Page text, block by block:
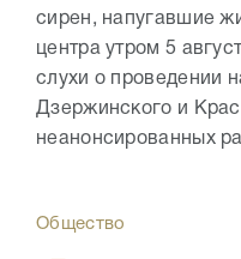
сирен, напугавшие
центра утром 5
слухи о проведении
Дзержинского и
неанонсированных
Общество